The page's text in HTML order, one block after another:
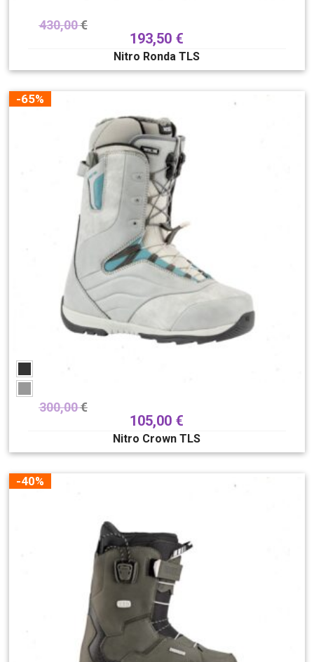
430,00€
193,50 €
Nitro Ronda TLS
-65%
300,00€
105,00 €
Nitro Crown TLS
-40%